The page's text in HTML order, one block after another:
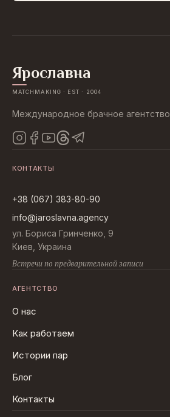
Ярославна
MATCHMAKING · EST · 2004
Международное брачное агентство
КОНТАКТЫ
+38 (067) 383-80-90
info@jaroslavna.agency
ул. Бориса Гринченко, 9
Киев, Украина
Встречи по предварительной записи
АГЕНТСТВО
О нас
Как работаем
Истории пар
Блог
Контакты